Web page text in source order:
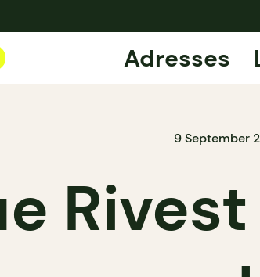
Adresses
9 September